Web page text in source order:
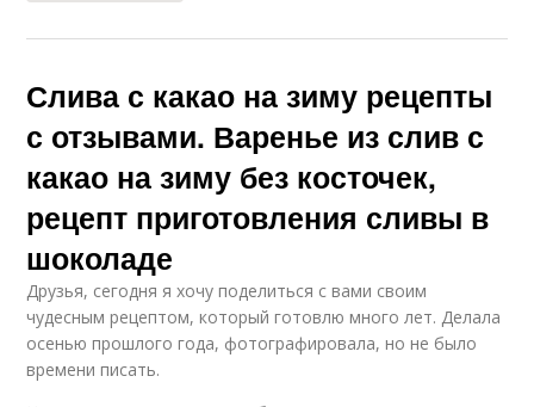
Слива с какао на зиму рецепты
с отзывами. Варенье из слив с
какао на зиму без косточек,
рецепт приготовления сливы в
шоколаде
Друзья, сегодня я хочу поделиться с вами своим
чудесным рецептом, который готовлю много лет. Делала
осенью прошлого года, фотографировала, но не было
времени писать.